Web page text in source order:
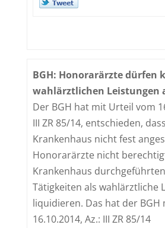
BGH: Honorarärzte dürfen
wahlärztlichen Leistungen
Der BGH hat mit Urteil vom
III ZR 85/14, entschieden,
Krankenhaus nicht fest
Honorarärzte nicht
Krankenhaus
Tätigkeiten als wahlärztliche
liquidieren. Das hat der
16.10.2014, Az.: III ZR 85/14